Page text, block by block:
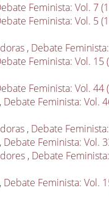
Feminista: Vol. 7
Feminista: Vol. 5
, Debate
Feminista: Vol.
Feminista: Vol.
, Debate Feminista: Vol.
, Debate
, Debate Feminista: Vol.
, Debate
, Debate Feminista: Vol.